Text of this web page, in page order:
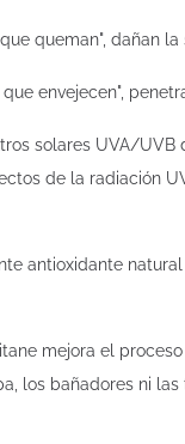
que queman", dañan
que envejecen",
solares UVA/
de la radiación
antioxidante
mejora el
los bañadores ni las